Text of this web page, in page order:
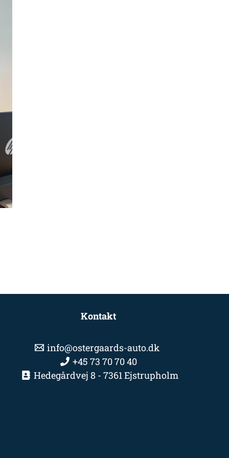
Kontakt
info@ostergaards-auto.dk
+45 73 70 70 40
Hedegårdvej 8 - 7361 Ejstrupholm